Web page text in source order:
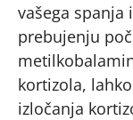
vašega spanja
prebujenju
kortizola,
izločanja